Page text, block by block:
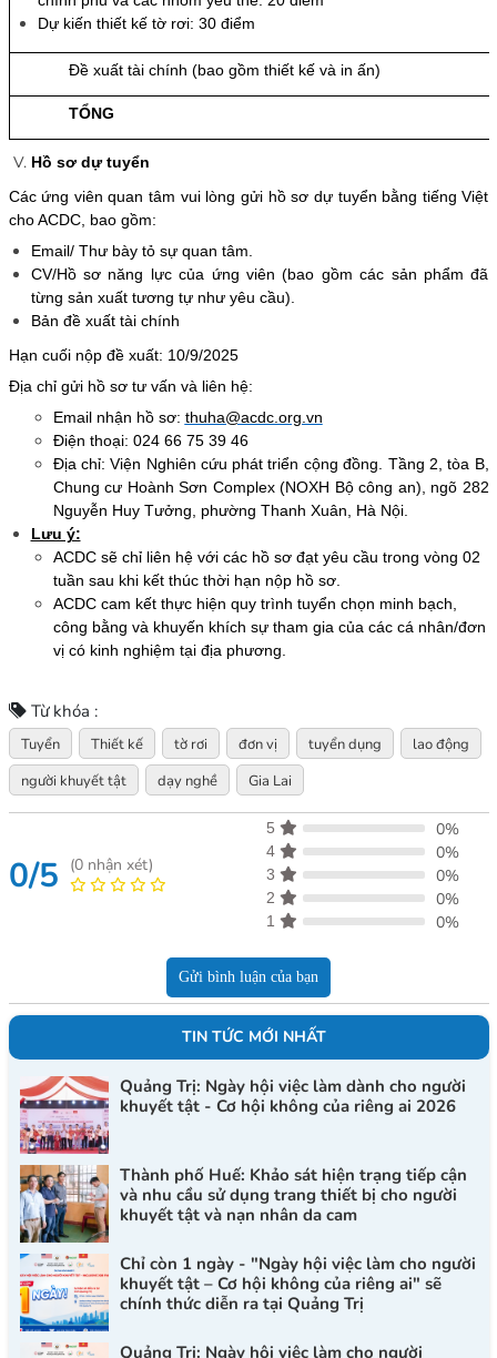
Dự kiến thiết kế tờ rơi: 30 điểm
Đề xuất tài chính (bao gồm thiết kế và in ấn)
TỔNG
Hồ sơ dự tuyển
Các ứng viên quan tâm vui lòng gửi hồ sơ dự tuyển bằng tiếng Việt
cho ACDC, bao gồm:
Email/ Thư bày tỏ sự quan tâm.
CV/Hồ sơ năng lực của ứng viên (bao gồm các sản phẩm đã
từng sản xuất tương tự như yêu cầu).
Bản đề xuất tài chính
Hạn cuối nộp đề xuất: 10/9/2025
Địa chỉ gửi hồ sơ tư vấn và liên hệ:
Email nhận hồ sơ: thuha@acdc.org.vn
Điện thoại: 024 66 75 39 46
Địa chỉ: Viện Nghiên cứu phát triển cộng đồng. Tầng 2, tòa B,
Chung cư Hoành Sơn Complex (NOXH Bộ công an), ngõ 282
Nguyễn Huy Tưởng, phường Thanh Xuân, Hà Nội.
Lưu ý:
ACDC sẽ chỉ liên hệ với các hồ sơ đạt yêu cầu trong vòng 02
tuần sau khi kết thúc thời hạn nộp hồ sơ.
ACDC cam kết thực hiện quy trình tuyển chọn minh bạch,
công bằng và khuyến khích sự tham gia của các cá nhân/đơn
vị có kinh nghiệm tại địa phương.
Từ khóa :
Tuyển Thiết kế tờ rơi đơn vị tuyển dụng
lao động
người khuyết tật
dạy nghề Gia Lai
0/5 (0nhận xét)
5 0%
4 0%
3 0%
2 0%
1 0%
Gửi bình luận của bạn
TIN TỨC MỚI NHẤT
Quảng Trị: Ngày hội việc làm dành cho người
khuyết tật - Cơ hội không của riêng ai 2026
Thành phố Huế: Khảo sát hiện trạng tiếp cận
và nhu cầu sử dụng trang thiết bị cho người
khuyết tật và nạn nhân da cam
Chỉ còn 1 ngày - "Ngày hội việc làm cho người
khuyết tật – Cơ hội không của riêng ai" sẽ
chính thức diễn ra tại Quảng Trị
Quảng Trị: Ngày hội việc làm cho người